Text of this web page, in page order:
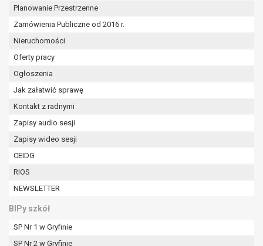
Planowanie Przestrzenne
Zamówienia Publiczne od 2016 r.
Nieruchomości
Oferty pracy
Ogłoszenia
Jak załatwić sprawę
Kontakt z radnymi
Zapisy audio sesji
Zapisy wideo sesji
CEIDG
RIOS
NEWSLETTER
BIPy szkół
SP Nr 1 w Gryfinie
SP Nr 2 w Gryfinie
szczególną sytuacją. W razie wniesienia
nadrzędnych wobec interesów, praw i
wolności osoby, której dane dotyczą, lub
obrony roszczeń.
na przetwarzanie danych osobowych (art. 6 ust. 1
cofnięcia tej zgody w dowolnym momencie.
Cofnięcie to nie ma wpływu na zgodność
przetwarzania, którego dokonano na podstawie